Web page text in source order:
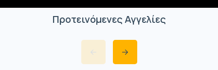
Προτεινόμενες Αγγελίες